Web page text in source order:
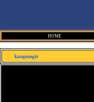
HOME
kaupungit